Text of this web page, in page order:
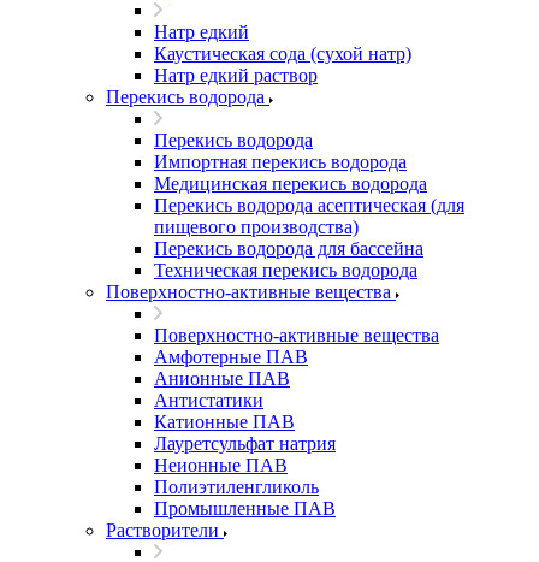
Натр едкий
Каустическая сода (сухой натр)
Натр едкий раствор
Перекись водорода
Перекись водорода
Импортная перекись водорода
Медицинская перекись водорода
Перекись водорода асептическая (для
пищевого производства)
Перекись водорода для бассейна
Техническая перекись водорода
Поверхностно-активные вещества
Поверхностно-активные вещества
Амфотерные ПАВ
Анионные ПАВ
Антистатики
Катионные ПАВ
Лауретсульфат натрия
Неионные ПАВ
Полиэтиленгликоль
Промышленные ПАВ
Растворители